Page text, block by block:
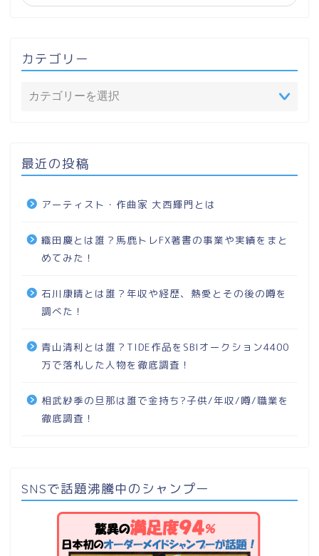
カテゴリー
最近の投稿
アーティスト・作曲家 大西輝門とは
織田慶とは誰？馬鹿トレFX著書の事業や実績をまと
めてみた！
石川康晴とは誰？年収や経歴、熱愛とその後の噂を
調べた！
青山清利とは誰？TIDE作品をSBIオークション4400
万で落札した人物を徹底調査！
相武紗季の旦那は誰で金持ち?子供/年収/噂/職業を
徹底調査！
SNSで話題沸騰中のシャンプー